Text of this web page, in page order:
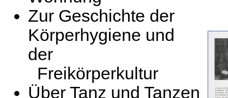
Zur Geschichte der
Körperhygiene und
der
Freikörperkultur
Über Tanz und Tanzen